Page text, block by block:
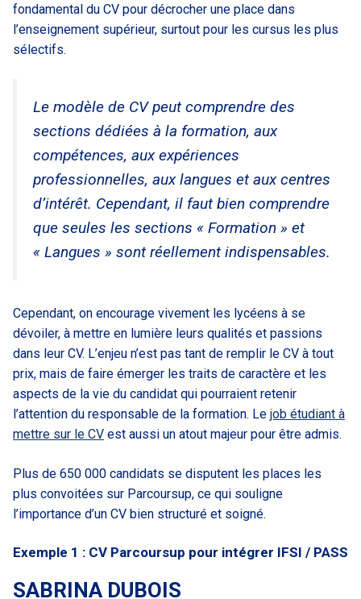
fondamental du CV pour décrocher une place dans
l’enseignement supérieur, surtout pour les cursus les plus
sélectifs.
Le modèle de CV peut comprendre des
sections dédiées à la formation, aux
compétences, aux expériences
professionnelles, aux langues et aux centres
d’intérêt. Cependant, il faut bien comprendre
que seules les sections « Formation » et
« Langues » sont réellement indispensables.
Cependant, on encourage vivement les lycéens à se
dévoiler, à mettre en lumière leurs qualités et passions
dans leur CV. L’enjeu n’est pas tant de remplir le CV à tout
prix, mais de faire émerger les traits de caractère et les
aspects de la vie du candidat qui pourraient retenir
l’attention du responsable de la formation. Le job étudiant à
mettre sur le CV est aussi un atout majeur pour être admis.
Plus de 650 000 candidats se disputent les places les
plus convoitées sur Parcoursup, ce qui souligne
l’importance d’un CV bien structuré et soigné.
Exemple 1 : CV Parcoursup pour intégrer IFSI / PASS
SABRINA DUBOIS